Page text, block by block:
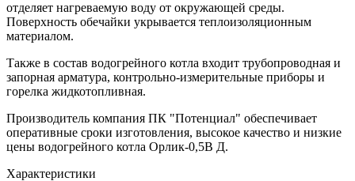
отделяет нагреваемую воду от окружающей среды.
Поверхность обечайки укрывается теплоизоляционным
материалом.
Также в состав водогрейного котла входит трубопроводная и
запорная арматура, контрольно-измерительные приборы и
горелка жидкотопливная.
Производитель компания ПК "Потенциал" обеспечивает
оперативные сроки изготовления, высокое качество и низкие
цены водогрейного котла Орлик-0,5В Д.
Характеристики